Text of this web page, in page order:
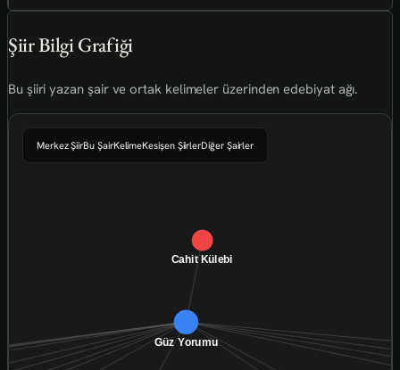
Şiir Bilgi Grafiği
Bu şiiri yazan şair ve ortak kelimeler üzerinden edebiyat ağı.
Merkez ŞiirBu ŞairKelimeKesişen ŞiirlerDiğer Şairler